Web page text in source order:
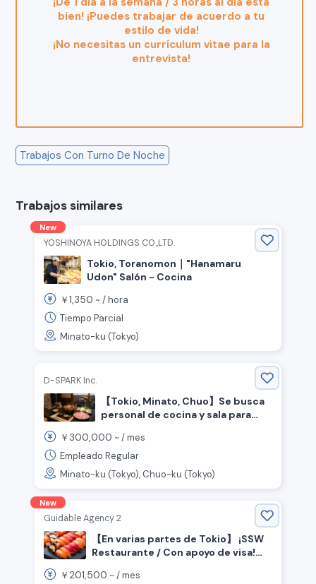
bien! ¡Puedes trabajar de acuerdo a tu
estilo de vida!
¡No necesitas un currículum vitae para la
entrevista!
Trabajos Con Turno De Noche
Trabajos similares
New
YOSHINOYA HOLDINGS CO.,LTD.
Tokio, Toranomon｜"Hanamaru
Udon" Salón - Cocina
￥1,350 ~ /hora
Tiempo Parcial
Minato-ku (Tokyo)
D-SPARK Inc.
【Tokio, Minato, Chuo】Se busca
personal de cocina y sala para
￥ 300,000 ~ /mes
Empleado Regular
Minato-ku (Tokyo), Chuo-ku (Tokyo)
New
Guidable Agency 2
【En varias partes de Tokio】 ¡SSW
Restaurante / Con apoyo de visa!
personal de salón!
￥201,500 ~ /mes